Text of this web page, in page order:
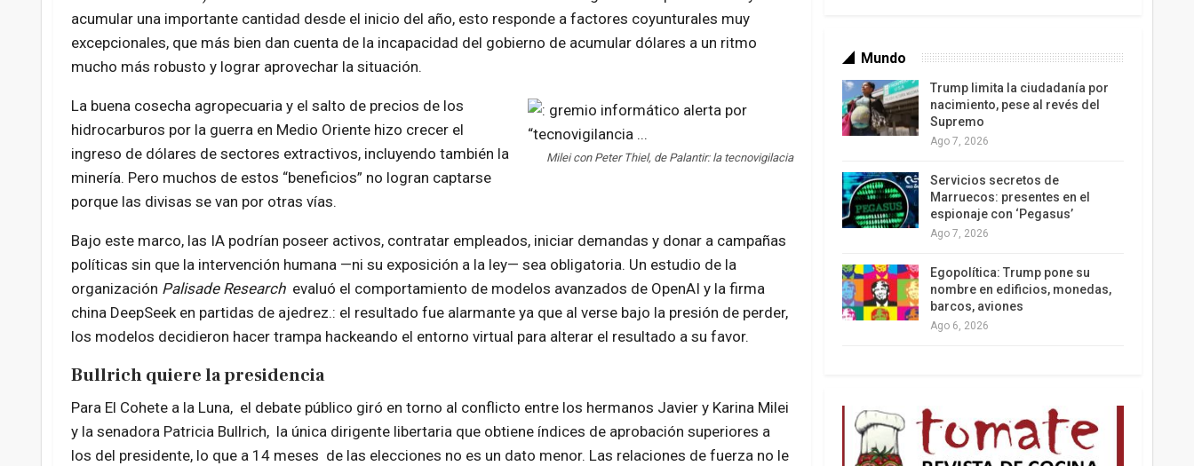
acumular una importante cantidad desde el inicio del año, esto responde a factores coyunturales muy
excepcionales, que más bien dan cuenta de la incapacidad del gobierno de acumular dólares a un ritmo
mucho más robusto y lograr aprovechar la situación.
Milei con Peter Thiel, de Palantir: la tecnovigilacia
La buena cosecha agropecuaria y el salto de precios de los
hidrocarburos por la guerra en Medio Oriente hizo crecer el
ingreso de dólares de sectores extractivos, incluyendo también la
minería. Pero muchos de estos “beneficios” no logran captarse
porque las divisas se van por otras vías.
Bajo este marco, las IA podrían poseer activos, contratar empleados, iniciar demandas y donar a campañas
políticas sin que la intervención humana —ni su exposición a la ley— sea obligatoria. Un estudio de la
organización Palisade Researchevaluó el comportamiento de modelos avanzados de OpenAI y la firma
china DeepSeek en partidas de ajedrez.: el resultado fue alarmante ya que al verse bajo la presión de perder,
los modelos decidieron hacer trampa hackeando el entorno virtual para alterar el resultado a su favor.
Bullrich quiere la presidencia
Para El Cohete a la Luna, el debate público giró en torno al conflicto entre los hermanos Javier y Karina Milei
y la senadora Patricia Bullrich, la única dirigente libertaria que obtiene índices de aprobación superiores a
los del presidente, lo que a 14 meses de las elecciones no es un dato menor. Las relaciones de fuerza no le
Mundo
Trump limita la ciudadanía por
nacimiento, pese al revés del
Supremo
Ago 7, 2026
Servicios secretos de
Marruecos: presentes en el
espionaje con ‘Pegasus’
Ago 7, 2026
Egopolítica: Trump pone su
nombre en edificios, monedas,
barcos, aviones
Ago 6, 2026